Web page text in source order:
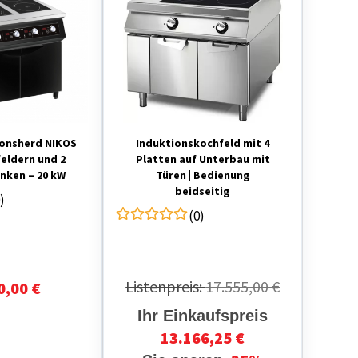
NIKOS
und 2
– 20 kW
€
Induktionskochfeld mit 4
Platten auf Unterbau mit
Türen | Bedienung
beidseitig
B1000xT1100xH870
(0)
Listenpreis:17.555,00 €
Ihr Einkaufspreis
13.166,25 €